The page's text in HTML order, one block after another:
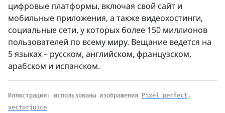
цифровые платформы, включая свой сайт и
мобильные приложения, а также видеохостинги,
социальные сети, у которых более 150 миллионов
пользователей по всему миру. Вещание ведется на
5 языках – русском, английском, французском,
арабском и испанском.
Иллюстрация: использованы изображения Pixel perfect,
vectorjuice